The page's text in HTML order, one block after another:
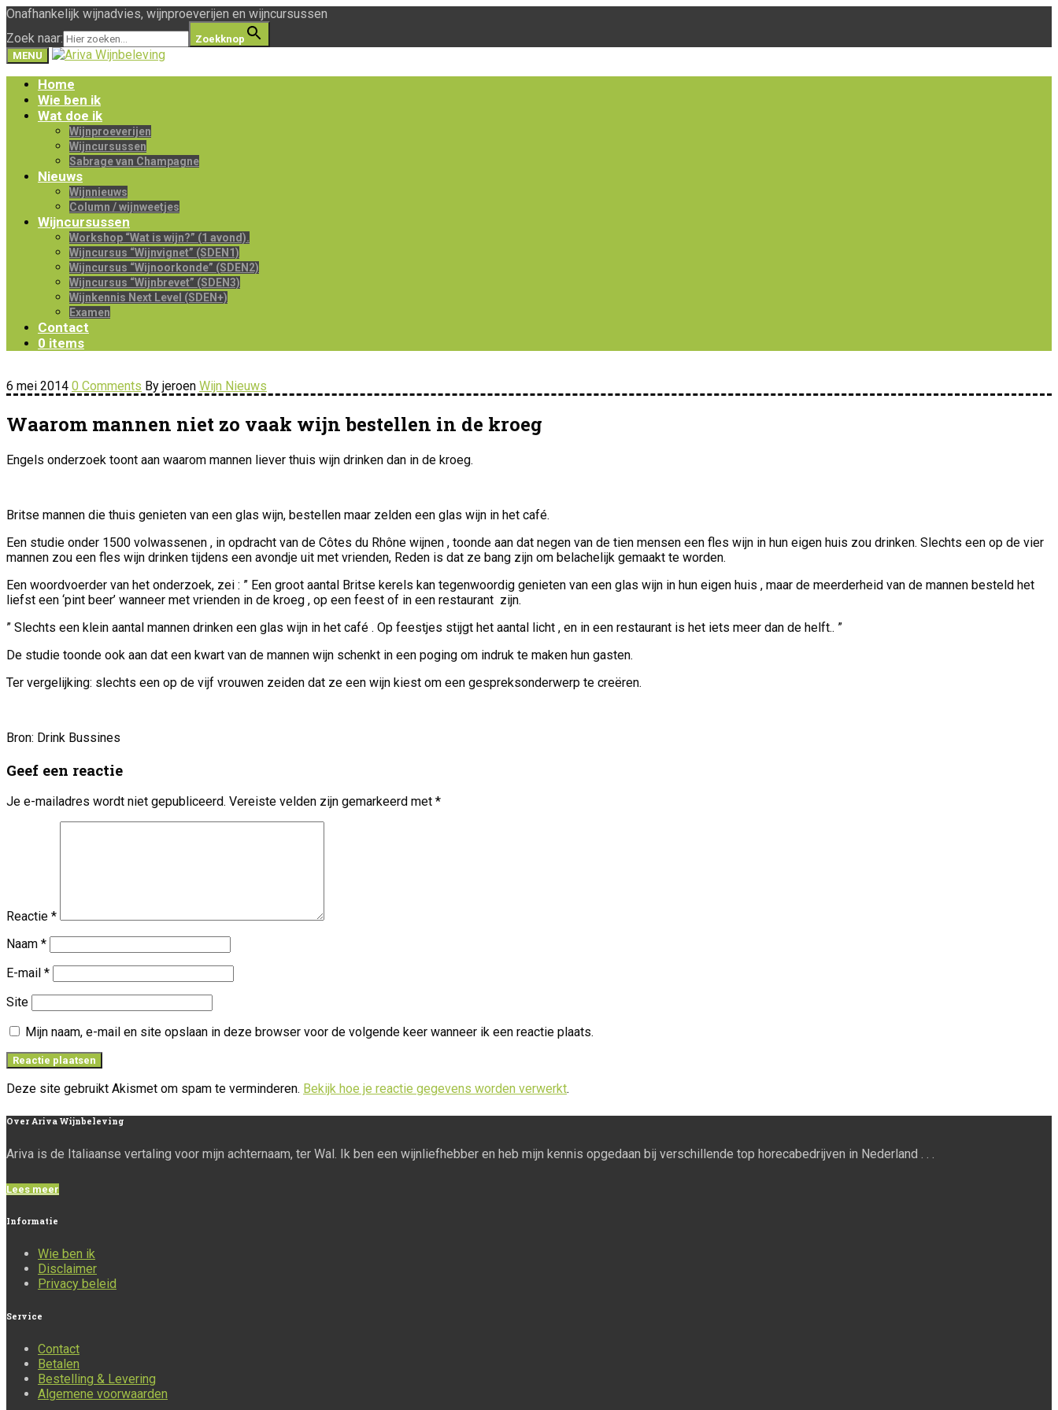
Onafhankelijk wijnadvies, wijnproeverijen en wijncursussen
Zoek naar:
Zoekknop
MENU
Home
Wie ben ik
Wat doe ik
Wijnproeverijen
Wijncursussen
Sabrage van Champagne
Nieuws
Wijnnieuws
Column / wijnweetjes
Wijncursussen
Workshop “Wat is wijn?” (1 avond).
Wijncursus “Wijnvignet” (SDEN1)
Wijncursus “Wijnoorkonde” (SDEN2)
Wijncursus “Wijnbrevet” (SDEN3)
Wijnkennis Next Level (SDEN+)
Examen
Contact
0 items
6 mei 2014 0 Comments By jeroen Wijn Nieuws
Waarom mannen niet zo vaak wijn bestellen in de kroeg
Engels onderzoek toont aan waarom mannen liever thuis wijn drinken dan in de kroeg.
Britse mannen die thuis genieten van een glas wijn, bestellen maar zelden een glas wijn in het café.
Een studie onder 1500 volwassenen , in opdracht van de Côtes du Rhône wijnen , toonde aan dat negen van de tien mensen een fles wijn in hun eigen huis zou drinken. Slechts een op de vier
mannen zou een fles wijn drinken tijdens een avondje uit met vrienden, Reden is dat ze bang zijn om belachelijk gemaakt te worden.
Een woordvoerder van het onderzoek, zei : ” Een groot aantal Britse kerels kan tegenwoordig genieten van een glas wijn in hun eigen huis , maar de meerderheid van de mannen besteld het
liefst een ‘pint beer’ wanneer met vrienden in de kroeg , op een feest of in een restaurant zijn.
” Slechts een klein aantal mannen drinken een glas wijn in het café . Op feestjes stijgt het aantal licht , en in een restaurant is het iets meer dan de helft.. ”
De studie toonde ook aan dat een kwart van de mannen wijn schenkt in een poging om indruk te maken hun gasten.
Ter vergelijking: slechts een op de vijf vrouwen zeiden dat ze een wijn kiest om een gespreksonderwerp te creëren.
Bron: Drink Bussines
Geef een reactie
Je e-mailadres wordt niet gepubliceerd. Vereiste velden zijn gemarkeerd met *
Reactie *
Naam *
E-mail *
Site
Mijn naam, e-mail en site opslaan in deze browser voor de volgende keer wanneer ik een reactie plaats.
Deze site gebruikt Akismet om spam te verminderen. Bekijk hoe je reactie gegevens worden verwerkt.
Over Ariva Wijnbeleving
Ariva is de Italiaanse vertaling voor mijn achternaam, ter Wal. Ik ben een wijnliefhebber en heb mijn kennis opgedaan bij verschillende top horecabedrijven in Nederland . . .
Lees meer
Informatie
Wie ben ik
Disclaimer
Privacy beleid
Service
Contact
Betalen
Bestelling & Levering
Algemene voorwaarden